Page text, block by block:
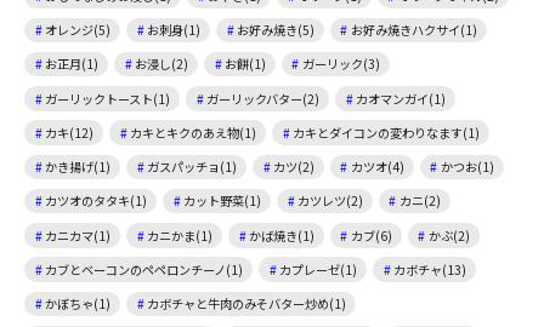
オレンジ(5)
お刺身(1) お好み焼き(5)
お好み焼きハクサイ(1)
お正月(1)
お浸し(2) お餅(1)
ガーリック(3)
ガーリックトースト(1)
ガーリックバター(2)
カオマンガイ(1)
カキ(12)
カキとキクのあえ物(1)
カキとダイコンの変わりなます(1)
かき揚げ(1)
ガスパッチョ(1) カツ(2) カツオ(4)
かつお(1)
カツオのタタキ(1)
カット野菜(1) カツレツ(2)
カニ(2)
カニカマ(1)
カニかま(1) かば焼き(1) カブ(6)
かぶ(2)
カブとベーコンのペペロンチーノ(1)
カプレーゼ(1)
カボチャ(13)
かぼちゃ(1)
カボチャと牛肉のみそバター炒め(1)